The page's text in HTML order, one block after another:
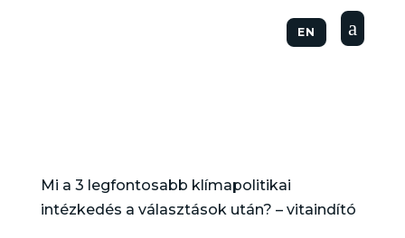
EN a
Mi a 3 legfontosabb klímapolitikai
intézkedés a választások után? – vitaindító